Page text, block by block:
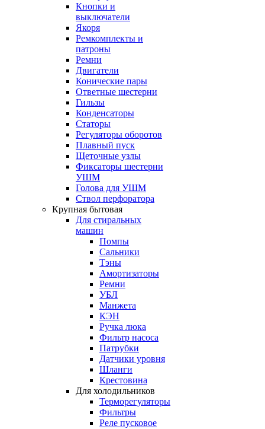
Кнопки и
выключатели
Якоря
Ремкомплекты и
патроны
Ремни
Двигатели
Конические пары
Ответные шестерни
Гильзы
Конденсаторы
Статоры
Регуляторы оборотов
Плавный пуск
Щеточные узлы
Фиксаторы шестерни
УШМ
Голова для УШМ
Ствол перфоратора
Крупная бытовая
Для стиральных
машин
Помпы
Сальники
Тэны
Амортизаторы
Ремни
УБЛ
Манжета
КЭН
Ручка люка
Фильтр насоса
Патрубки
Датчики уровня
Шланги
Крестовина
Для холодильников
Терморегуляторы
Фильтры
Реле пусковое